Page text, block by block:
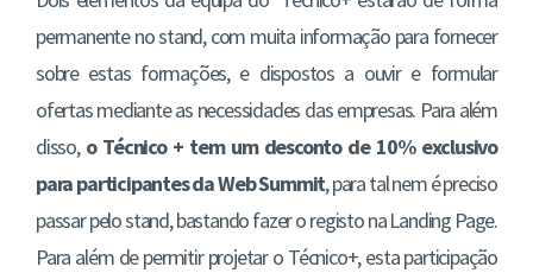
permanente no stand, com muita informação para fornecer
sobre estas formações, e dispostos a ouvir e formular
ofertas mediante as necessidades das empresas. Para além
disso, o Técnico + tem um desconto de 10% exclusivo
para participantes da Web Summit, para tal nem é preciso
passar pelo stand, bastando fazer o registo na Landing Page.
Para além de permitir projetar o Técnico+, esta participação